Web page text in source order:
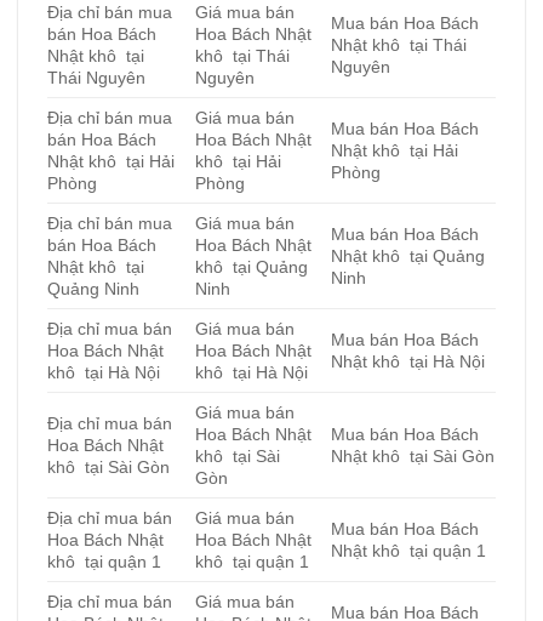
Địa chỉ bán mua
bán Hoa Bách
Nhật khô tại
Thái Nguyên
Giá mua bán
Hoa Bách Nhật
khô tại Thái
Nguyên
Mua bán Hoa Bách
Nhật khô tại Thái
Nguyên
Địa chỉ bán mua
bán Hoa Bách
Nhật khô tại Hải
Phòng
Giá mua bán
Hoa Bách Nhật
khô tại Hải
Phòng
Mua bán Hoa Bách
Nhật khô tại Hải
Phòng
Địa chỉ bán mua
bán Hoa Bách
Nhật khô tại
Quảng Ninh
Giá mua bán
Hoa Bách Nhật
khô tại Quảng
Ninh
Mua bán Hoa Bách
Nhật khô tại Quảng
Ninh
Địa chỉ mua bán
Hoa Bách Nhật
khô tại Hà Nội
Giá mua bán
Hoa Bách Nhật
khô tại Hà Nội
Mua bán Hoa Bách
Nhật khô tại Hà Nội
Địa chỉ mua bán
Hoa Bách Nhật
khô tại Sài Gòn
Giá mua bán
Hoa Bách Nhật
khô tại Sài
Gòn
Mua bán Hoa Bách
Nhật khô tại Sài Gòn
Địa chỉ mua bán
Hoa Bách Nhật
khô tại quận 1
Giá mua bán
Hoa Bách Nhật
khô tại quận 1
Mua bán Hoa Bách
Nhật khô tại quận 1
Địa chỉ mua bán
Giá mua bán
Mua bán Hoa Bách